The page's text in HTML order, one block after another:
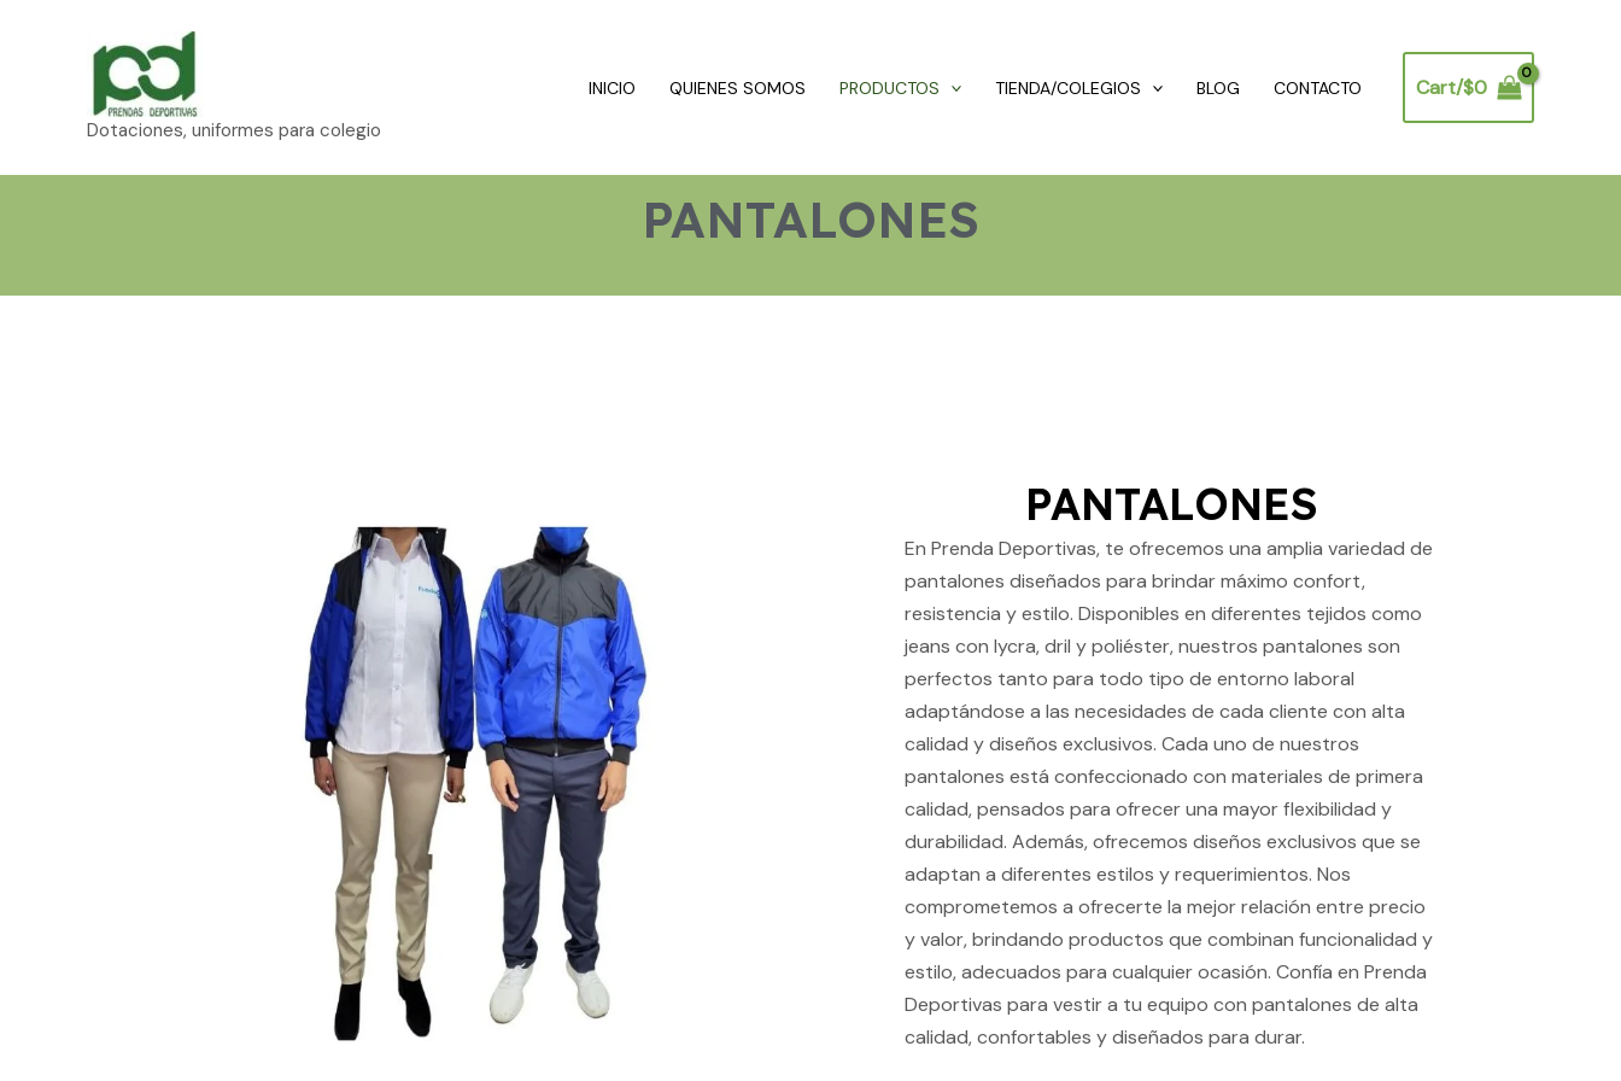
Dotaciones, uniformes para colegio
INICIO QUIENES SOMOS PRODUCTOS TIENDA/COLEGIOS BLOG CONTACTO Cart/$0
PANTALONES
PANTALONES
En Prenda Deportivas, te ofrecemos una amplia variedad de
pantalones diseñados para brindar máximo confort,
resistencia y estilo. Disponibles en diferentes tejidos como
jeans con lycra, dril y poliéster, nuestros pantalones son
perfectos tanto para todo tipo de entorno laboral
adaptándose a las necesidades de cada cliente con alta
calidad y diseños exclusivos. Cada uno de nuestros
pantalones está confeccionado con materiales de primera
calidad, pensados para ofrecer una mayor flexibilidad y
durabilidad. Además, ofrecemos diseños exclusivos que se
adaptan a diferentes estilos y requerimientos. Nos
comprometemos a ofrecerte la mejor relación entre precio
y valor, brindando productos que combinan funcionalidad y
estilo, adecuados para cualquier ocasión. Confía en Prenda
Deportivas para vestir a tu equipo con pantalones de alta
calidad, confortables y diseñados para durar.